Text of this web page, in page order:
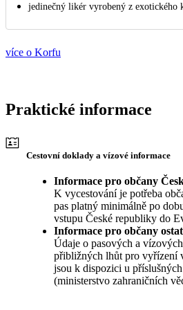
jedinečný likér vyrobený z exotického
více o Korfu
Praktické informace
Cestovní doklady a vízové informace
Informace pro občany
K vycestování je potřeba
pas platný minimálně po
vstupu České republiky do
Informace pro občany
Údaje o pasových a
přibližných lhůt pro vyřízení
jsou k dispozici u
(ministerstvo zahraničních